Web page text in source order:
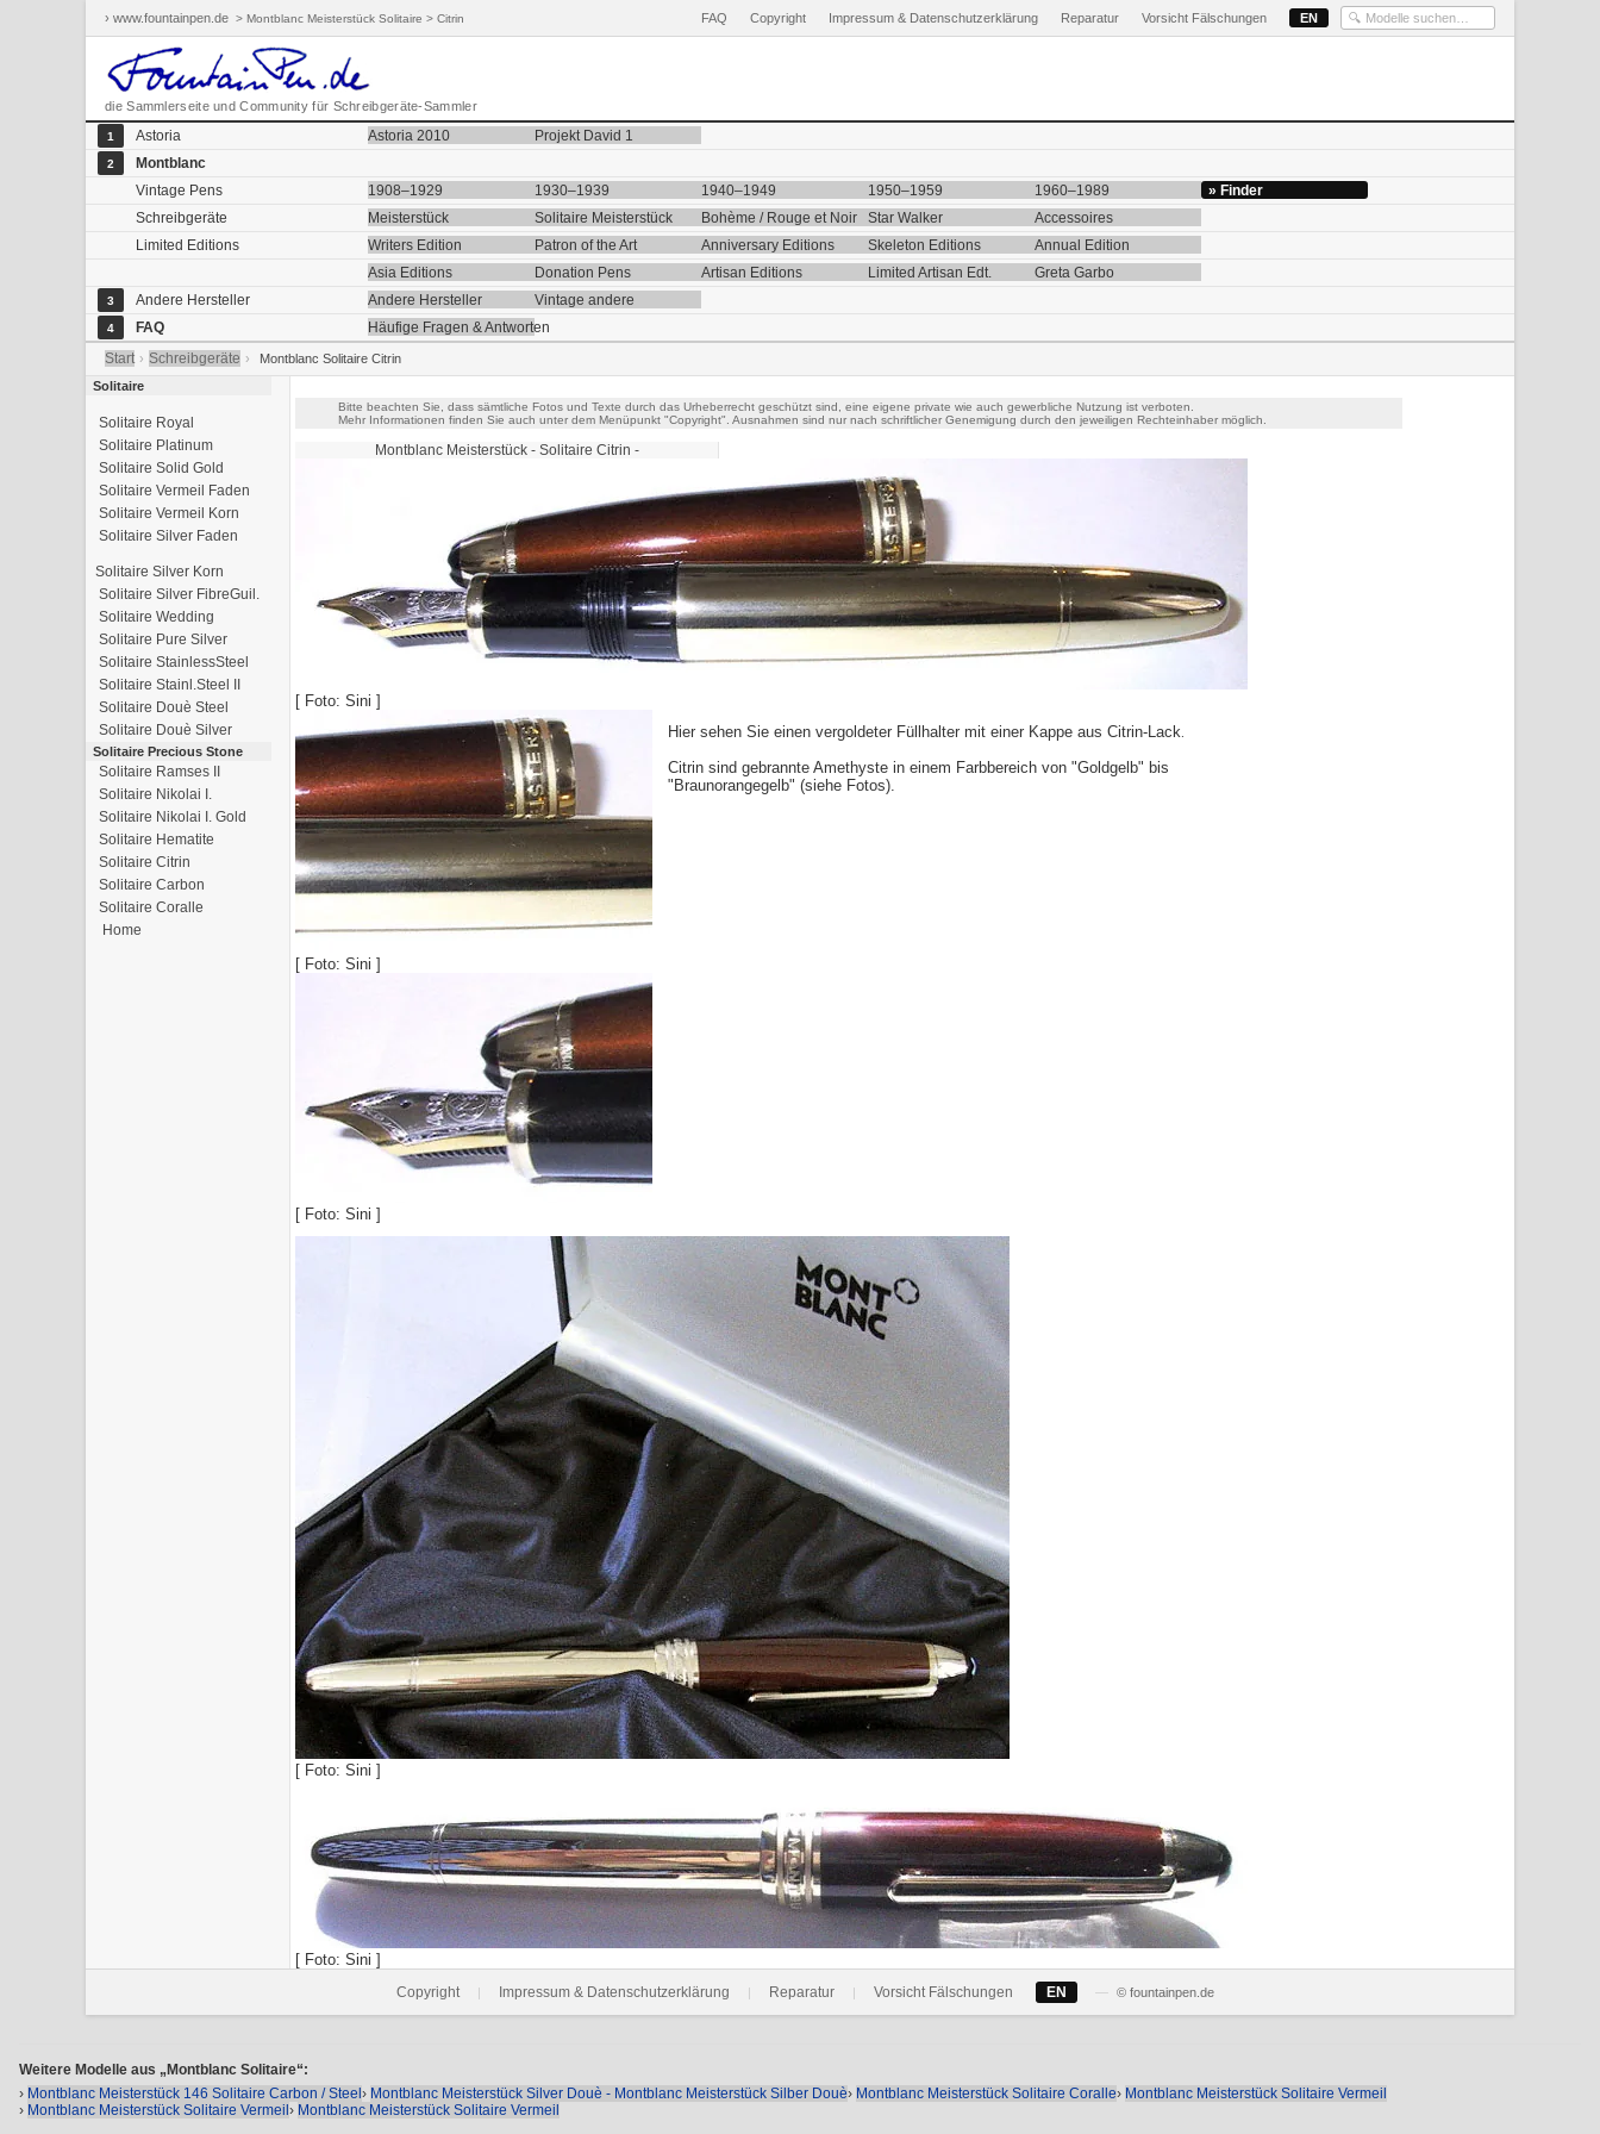
› www.fountainpen.de > Montblanc Meisterstück Solitaire > Citrin FAQ Copyright Impressum & Datenschutzerklärung Reparatur Vorsicht Fälschungen EN
die Sammlerseite und Community für Schreibgeräte-Sammler
1 Astoria Astoria 2010 Projekt David 1
2
Montblanc
Vintage Pens
1908–1929 1930–1939 1940–1949 1950–1959 1960–1989
» Finder
Schreibgeräte
Meisterstück Solitaire Meisterstück Bohème / Rouge et Noir Star Walker
Accessoires
Limited Editions
Writers Edition Patron of the Art Anniversary Editions Skeleton Editions
Annual Edition
Asia Editions
Donation Pens Artisan Editions Limited Artisan Edt. Greta Garbo
3 Andere Hersteller Andere Hersteller Vintage andere
4 FAQ
Häufige Fragen & Antworten
Start › Schreibgeräte ›
Montblanc Solitaire Citrin
Solitaire
Solitaire Royal
Solitaire Platinum
Solitaire Solid Gold
Solitaire Vermeil Faden
Solitaire Vermeil Korn
Solitaire Silver Faden
Solitaire Silver Korn
Solitaire Silver FibreGuil.
Solitaire Wedding
Solitaire Pure Silver
Solitaire StainlessSteel
Solitaire Stainl.Steel II
Solitaire Douè Steel
Solitaire Douè Silver
Solitaire Precious Stone
Solitaire Ramses II
Solitaire Nikolai I.
Solitaire Nikolai I. Gold
Solitaire Hematite
Solitaire Citrin
Solitaire Carbon
Solitaire Coralle
Home
Bitte beachten Sie, dass sämtliche Fotos und Texte durch das Urheberrecht geschützt sind, eine eigene private wie auch gewerbliche Nutzung ist verboten.
Mehr Informationen finden Sie auch unter dem Menüpunkt "Copyright". Ausnahmen sind nur nach schriftlicher Genemigung durch den jeweiligen Rechteinhaber möglich.
Montblanc Meisterstück - Solitaire Citrin -
[ Foto: Sini ]
[ Foto: Sini ]
[ Foto: Sini ]
Hier sehen Sie einen vergoldeter Füllhalter mit einer Kappe aus Citrin-Lack
Citrin sind gebrannte Amethyste in einem Farbbereich von "Goldgelb" bis
"Braunorangegelb" (siehe Fotos).
[ Foto: Sini ]
[ Foto: Sini ]
Copyright | Impressum & Datenschutzerklärung | Reparatur | Vorsicht Fälschungen EN — © fountainpen.de
Weitere Modelle aus „Montblanc Solitaire“:
› Montblanc Meisterstück 146 Solitaire Carbon / Steel › Montblanc Meisterstück Silver Douè - Montblanc Meisterstück Silber Douè› Montblanc Meisterstück Solitaire Coralle› Montblanc Meisterstück Solitaire Vermeil
› Montblanc Meisterstück Solitaire Vermeil › Montblanc Meisterstück Solitaire Vermeil